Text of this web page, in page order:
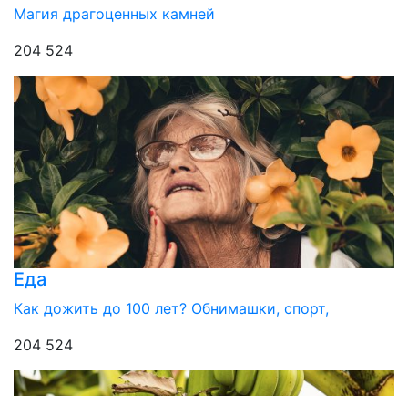
Магия драгоценных камней
204 524
Еда
Как дожить до 100 лет? Обнимашки, спорт,
204 524